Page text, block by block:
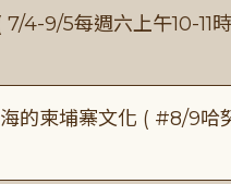
7/4-9/5每週六上午10-11
的柬埔寨文化 ( #8/9哈